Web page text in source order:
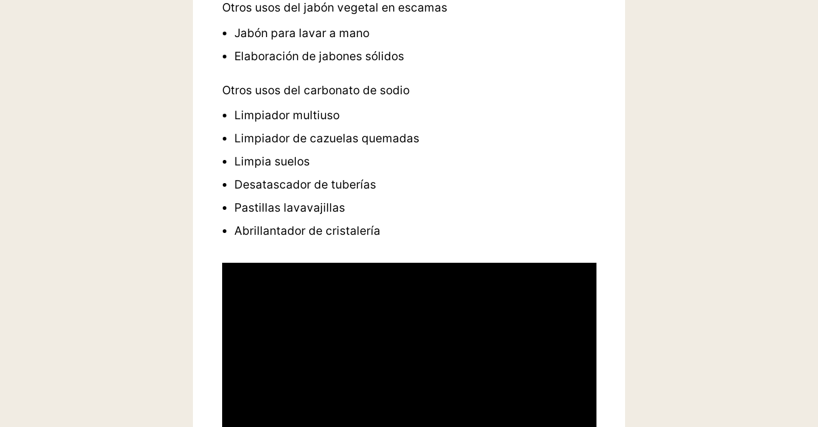
Otros usos del jabón vegetal en escamas
Jabón para lavar a mano
Elaboración de jabones sólidos
Otros usos del carbonato de sodio
Limpiador multiuso
Limpiador de cazuelas quemadas
Limpia suelos
Desatascador de tuberías
Pastillas lavavajillas
Abrillantador de cristalería